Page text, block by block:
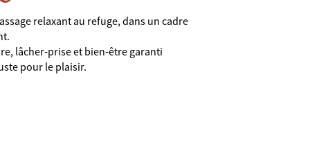
relaxant au refuge, dans un cadre
lâcher-prise et bien-être garanti
pour le plaisir.